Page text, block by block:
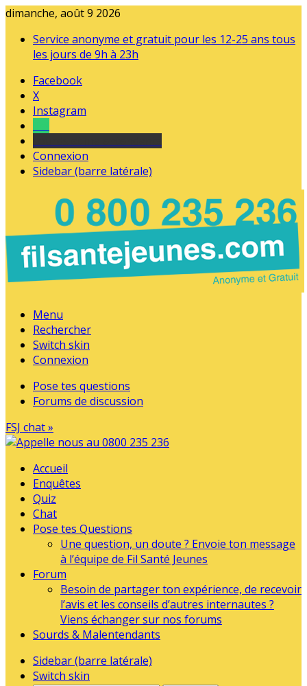
dimanche, août 9 2026
Service anonyme et gratuit pour les 12-25 ans tous
les jours de 9h à 23h
Facebook
X
Instagram
Connexion
Sidebar (barre latérale)
Menu
Rechercher
Switch skin
Connexion
Pose tes questions
Forums de discussion
FSJ chat »
Accueil
Enquêtes
Quiz
Chat
Pose tes Questions
Une question, un doute ? Envoie ton message
à l’équipe de Fil Santé Jeunes
Forum
Besoin de partager ton expérience, de recevoir
l’avis et les conseils d’autres internautes ?
Viens échanger sur nos forums
Sourds & Malentendants
Sidebar (barre latérale)
Switch skin